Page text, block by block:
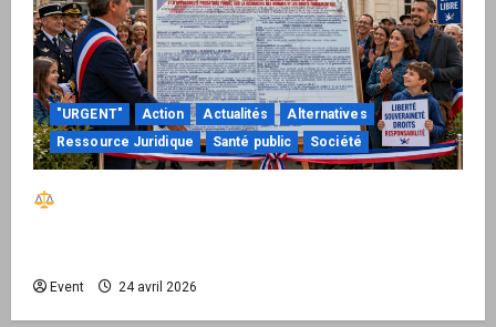
"URGENT" Action Actualités
Alternatives
Ressource Juridique
Santé public Société
Event 24 avril 2026